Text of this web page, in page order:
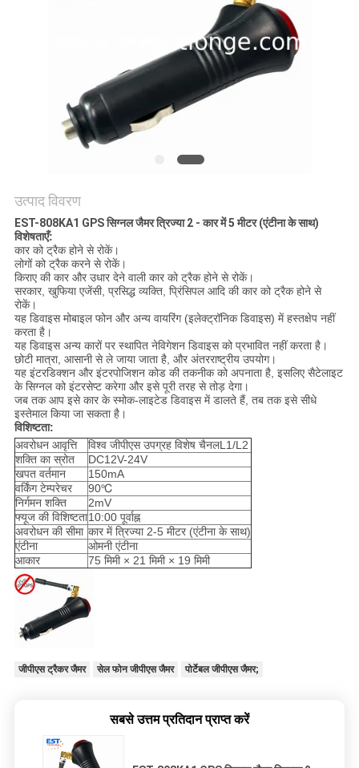
साइटमैप
PRIVACY
POLICY
उत्पाद विवरण
EST-808KA1 GPS सिग्नल जैमर त्रिज्या 2 - कार में 5 मीटर (एंटीना के साथ)
विशेषताएँ:
कार को ट्रैक होने से रोकें।
लोगों को ट्रैक करने से रोकें।
किराए की कार और उधार देने वाली कार को ट्रैक होने से रोकें।
सरकार, खुफिया एजेंसी, प्रसिद्ध व्यक्ति, प्रिंसिपल आदि की कार को ट्रैक होने से
रोकें।
यह डिवाइस मोबाइल फोन और अन्य वायरिंग (इलेक्ट्रॉनिक डिवाइस) में हस्तक्षेप नहीं
करता है।
यह डिवाइस अन्य कारों पर स्थापित नेविगेशन डिवाइस को प्रभावित नहीं करता है।
छोटी मात्रा, आसानी से ले जाया जाता है, और अंतरराष्ट्रीय उपयोग।
यह इंटरडिक्शन और इंटरपोजिशन कोड की तकनीक को अपनाता है, इसलिए सैटेलाइट
के सिग्नल को इंटरसेप्ट करेगा और इसे पूरी तरह से तोड़ देगा।
जब तक आप इसे कार के स्मोक-लाइटेड डिवाइस में डालते हैं, तब तक इसे सीधे
इस्तेमाल किया जा सकता है।
विशिष्टता:
अवरोधन आवृत्ति
विश्व जीपीएस उपग्रह विशेष चैनलL1/L2
शक्ति का स्रोत
DC12V-24V
खपत वर्तमान
150mA
वर्किंग टेम्परेचर
90℃
निर्गमन शक्ति
2mV
फ्यूज की विशिष्टता10:00 पूर्वाह्न
अवरोधन की सीमा कार में त्रिज्या 2-5 मीटर (एंटीना के साथ)
एंटीना
ओमनी एंटीना
आकार
75 मिमी × 21 मिमी × 19 मिमी
जीपीएस ट्रैकर जैमर सेल फोन जीपीएस जैमर पोर्टेबल जीपीएस जैमर;
सबसे उत्तम प्रतिदान प्राप्त करें